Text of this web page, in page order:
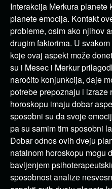
Interakcija Merkura planete
planete emocija. Kontakt
probleme, osim ako njihov
drugim faktorima. U
koje ovaj aspekt može
su i Mesec i Merkur
naročito konjunkcija, daje
potrebe prepoznaju i izraze
horoskopu imaju dobar
sposobni su da svoje
pa su samim tim sposobni
Dobar odnos ovih dveju
natalnom horoskopu mogu
bavljenjem
sposobnost analize